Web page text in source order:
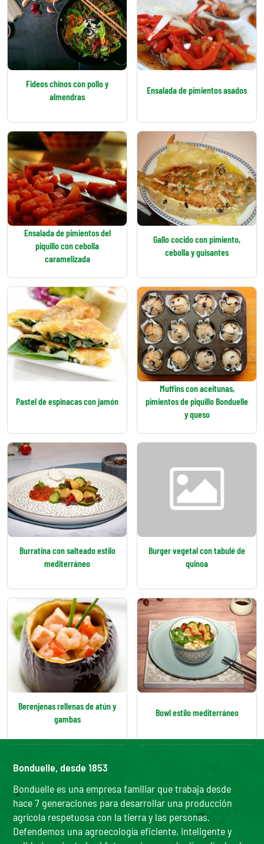
Fideos chinos con pollo y
almendras
Ensalada de pimientos asados
Ensalada de pimientos del
piquillo con cebolla
caramelizada
Gallo cocido con pimiento,
cebolla y guisantes
Pastel de espinacas con jamón
Muffins con aceitunas,
pimientos de piquillo Bonduelle
y queso
Burratina con salteado estilo
mediterráneo
Burger vegetal con tabulé de
quinoa
Berenjenas rellenas de atún y
gambas
Bowl estilo mediterráneo
Bonduelle, desde 1853
Bonduelle es una empresa familiar que trabaja desde
hace 7 generaciones para desarrollar una producción
agrícola respetuosa con la tierra y las personas.
Defendemos una agroecología eficiente, inteligente y